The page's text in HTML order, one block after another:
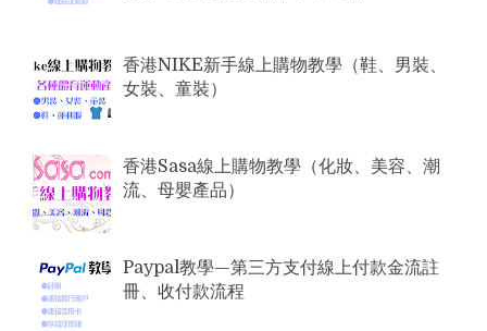
香港NIKE新手線上購物教學（鞋、男裝、
女裝、童裝）
香港Sasa線上購物教學（化妝、美容、潮
流、母嬰產品）
Paypal教學—第三方支付線上付款金流註
冊、收付款流程